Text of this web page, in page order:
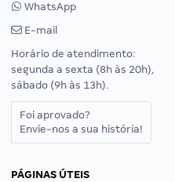
WhatsApp
E-mail
Horário de atendimento:
segunda a sexta (8h às 20h),
sábado (9h às 13h).
Foi aprovado?
Envie-nos a sua história!
PÁGINAS ÚTEIS